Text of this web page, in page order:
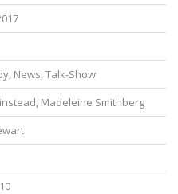
News, Talk-Show
Madeleine Smithberg